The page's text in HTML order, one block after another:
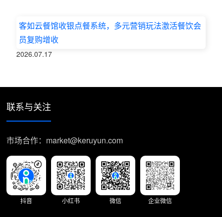
客如云餐馆收银点餐系统，多元营销玩法激活餐饮会
员复购增收
2026.07.17
联系与关注
市场合作：market@keruyun.com
抖音 小红书 微信 企业微信